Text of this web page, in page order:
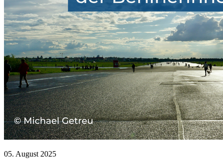
05. August 2025